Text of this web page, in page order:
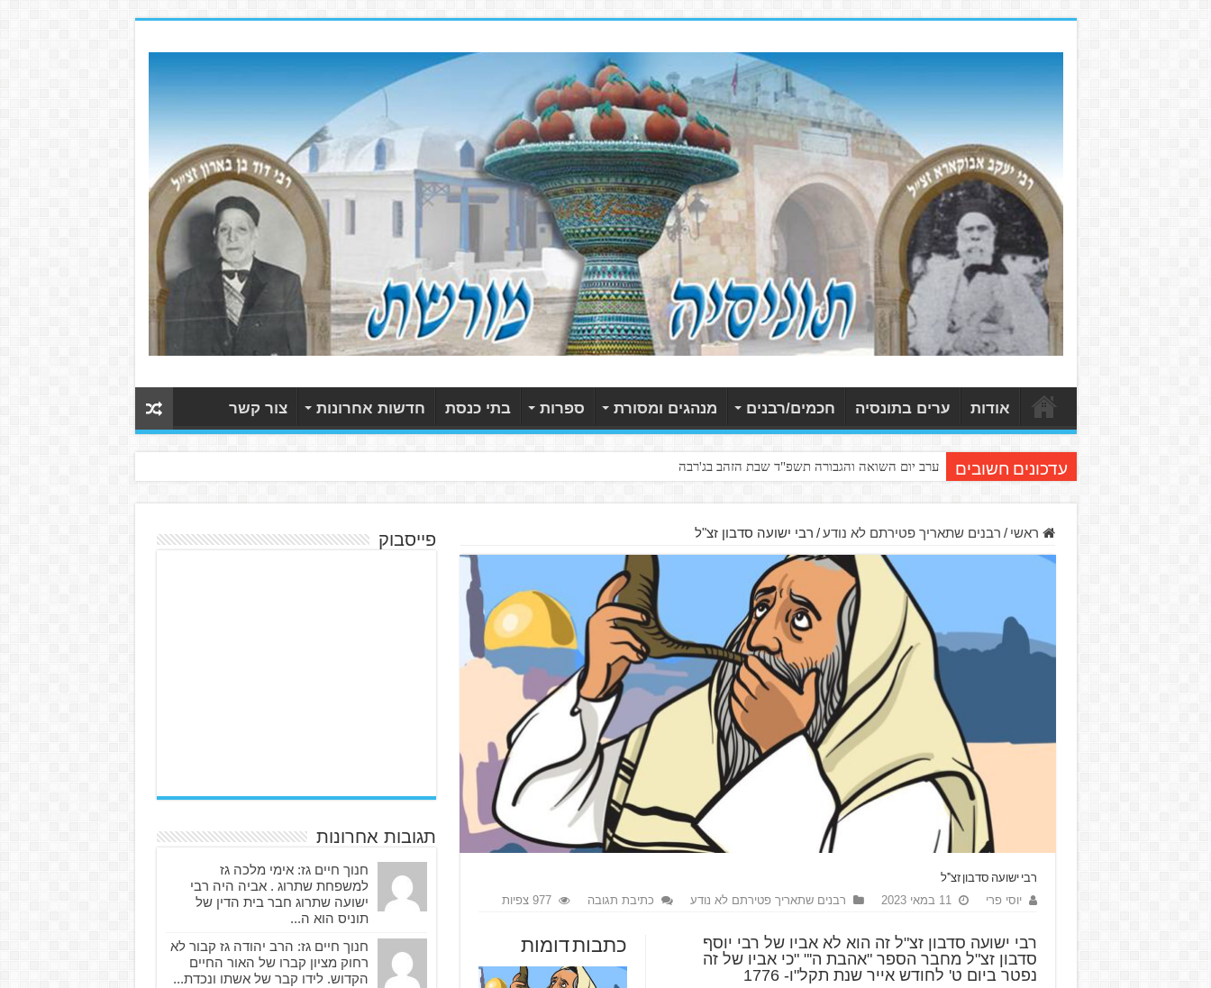
אודות ערים בתונסיה חכמים/רבנים מנהגים ומסורת ספרות בתי כנסת חדשות אחרונות צור קשר
עדכונים חשובים ערב יום השואה והגבורה תשפ"ד שבת הזהב בג'רבה
ראשי / רבנים שתאריך פטירתם לא נודע / רבי ישועה סדבון זצ"ל
רבי ישועה סדבון זצ"ל
יוסי פרי 11 במאי 2023 רבנים שתאריך פטירתם לא נודע כתיבת תגובה 977 צפיות
כתבות דומות
רבי ישועה סדבון זצ"ל זה הוא לא אביו של רבי יוסף
סדבון זצ"ל מחבר הספר "אהבת ה'" "כי אביו של זה
נפטר ביום ט' לחודש אייר שנת תקל"ו- 1776
פייסבוק
תגובות אחרונות
חנוך חיים גז: אימי מלכה גז
למשפחת שתרוג . אביה היה רבי
ישועה שתרוג חבר בית הדין של
תוניס הוא ה...
חנוך חיים גז: הרב יהודה גז קבור לא
רחוק מציון קברו של האור החיים
הקדוש. לידו קבר של אשתו ונכדת...